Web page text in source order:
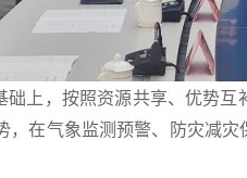
，按照资源共享、优势
在气象监测预警、防灾减